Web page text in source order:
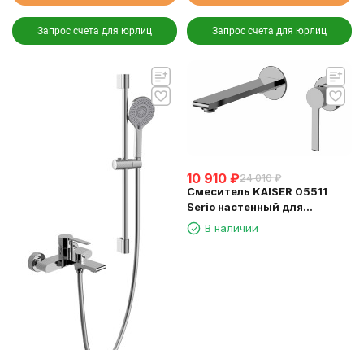
Запрос счета для юрлиц Запрос счета для юрлиц
10 910 ₽24 010 ₽
Смеситель KAISER 05511
Serio настенный для
раковины, хром, картридж
6201
В наличии